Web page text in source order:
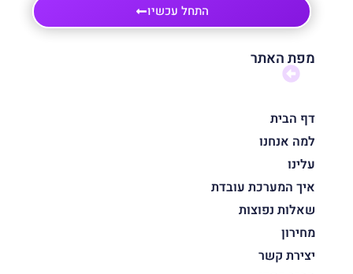
התחל עכשיו
מפת האתר
דף הבית
למה אנחנו
עלינו
איך המערכת עובדת
שאלות נפוצות
מחירון
יצירת קשר